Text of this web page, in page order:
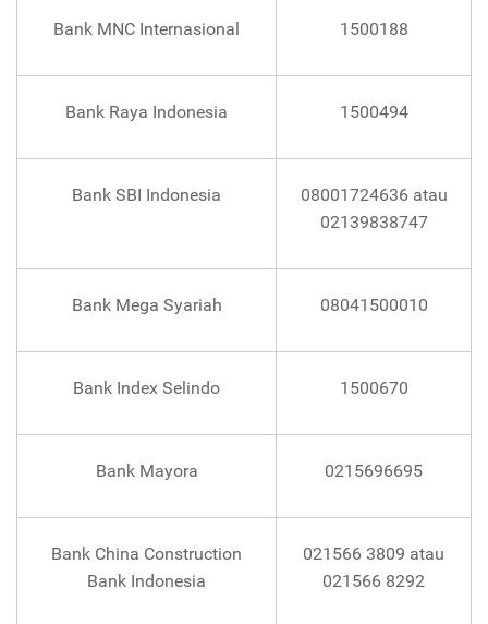
Bank MNC Internasional 1500188
Bank Raya Indonesia 1500494
Bank SBI Indonesia
08001724636 atau
02139838747
Bank Mega Syariah 08041500010
Bank Index Selindo 1500670
Bank Mayora 0215696695
Bank China Construction
Bank Indonesia
021566 3809 atau
021566 8292